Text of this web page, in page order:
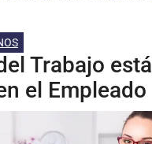
Trabajo está
el Empleado